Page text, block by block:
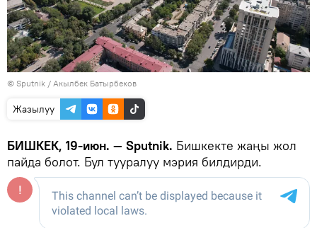
© Sputnik / Акылбек Батырбеков
Жазылуу
БИШКЕК, 19-июн. — Sputnik. Бишкекте жаңы жол
пайда болот. Бул тууралуу мэрия билдирди.